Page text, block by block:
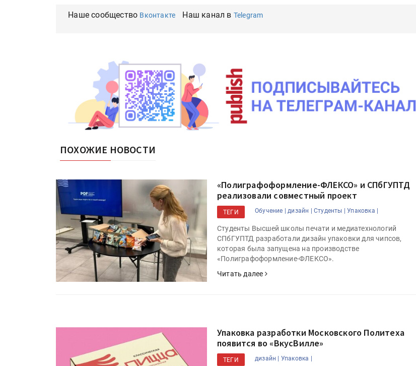
Наше сообщество Вконтакте Наш канал в Telegram
ПОХОЖИЕ НОВОСТИ
«Полиграфоформление-ФЛЕКСО» и СПбГУПТД
реализовали совместный проект
ТЕГИ Обучение | дизайн | Студенты | Упаковка |
Студенты Высшей школы печати и медиатехнологий
СПбГУПТД разработали дизайн упаковки для чипсов,
которая была запущена на производстве
«Полиграфоформление-ФЛЕКСО».
Читать далее
Упаковка разработки Московского Политеха
появится во «ВкусВилле»
ТЕГИ дизайн | Упаковка |